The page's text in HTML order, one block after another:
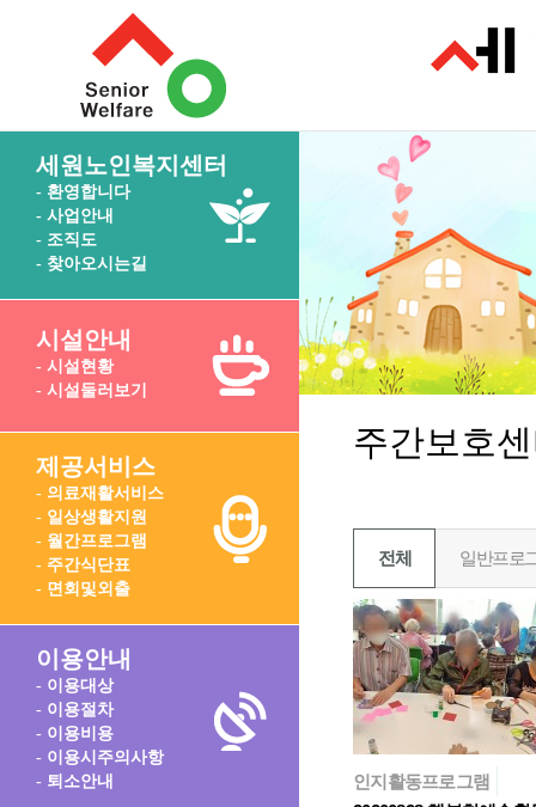
세원노인복지센터
- 환영합니다
- 사업안내
- 조직도
- 찾아오시는길
시설안내
- 시설현황
- 시설둘러보기
제공서비스
- 의료재활서비스
- 일상생활지원
- 월간프로그램
- 주간식단표
- 면회및외출
이용안내
- 이용대상
- 이용절차
- 이용비용
- 이용시주의사항
- 퇴소안내
주간보호
전체 일반프로
인지활동프로그램